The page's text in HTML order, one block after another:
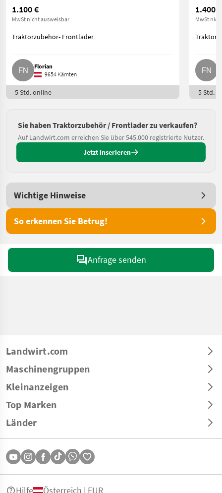
1.100 €
MwSt nicht ausweisbar
Traktorzubehör- Frontlader
Florian
9654 Kärnten
5 Std. online
1.400 €
MwSt
5 Std.
Sie haben Traktorzubehör / Frontlader zu verkaufen?
Auf Landwirt.com erreichen Sie über 545.000 registrierte Nutzer.
Jetzt inserieren
Wichtige Hinweise
So erkennen Sie Betrug!
Anfrage senden
Landwirt.com
Maschinengruppen
Kleinanzeigen
Top Marken
Länder
Hilfe Österreich | EUR